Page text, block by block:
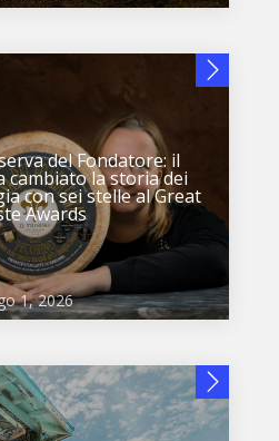
del Fondatore: il
cambiato la storia dei
con sei stelle al Great
Awards
1, 2026